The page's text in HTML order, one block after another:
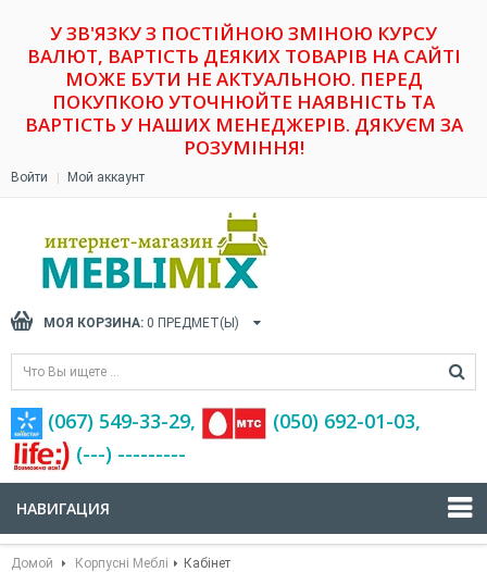
У ЗВ'ЯЗКУ З ПОСТІЙНОЮ ЗМІНОЮ КУРСУ
ВАЛЮТ, ВАРТІСТЬ ДЕЯКИХ ТОВАРІВ НА САЙТІ
МОЖЕ БУТИ НЕ АКТУАЛЬНОЮ. ПЕРЕД
ПОКУПКОЮ УТОЧНЮЙТЕ НАЯВНІСТЬ ТА
ВАРТІСТЬ У НАШИХ МЕНЕДЖЕРІВ. ДЯКУЄМ ЗА
РОЗУМІННЯ!
Войти Мой аккаунт
МОЯ КОРЗИНА: 0 ПРЕДМЕТ(Ы)
(067) 549-33-29,
(‎050) 692-01-03,
(---) ---------
НАВИГАЦИЯ
Домой Корпусні Меблі Кабінет